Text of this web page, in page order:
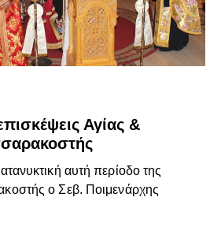
Αγίας &
αυτή περίοδο της
ο Σεβ. Ποιμενάρχης